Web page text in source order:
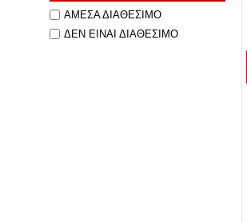
ΑΜΕΣΑ ΔΙΑΘΕΣΙΜΟ
ΔΕΝ ΕΙΝΑΙ ΔΙΑΘΕΣΙΜΟ